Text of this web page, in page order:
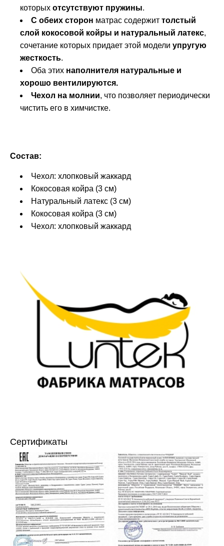
которых отсутствуют пружины.
С обеих сторон матрас содержит толстый
слой кокосовой койры и натуральный латекс,
сочетание которых придает этой модели упругую
жесткость.
Оба этих наполнителя натуральные и
хорошо вентилируются.
Чехол на молнии, что позволяет периодически
чистить его в химчистке.
Состав:
Чехол: хлопковый жаккард
Кокосовая койра (3 см)
Натуральный латекс (3 см)
Кокосовая койра (3 см)
Чехол: хлопковый жаккард
Сертификаты